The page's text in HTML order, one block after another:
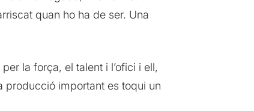
quan ho ha de ser. Una
la força, el talent i l’ofici i ell,
producció important es toqui un